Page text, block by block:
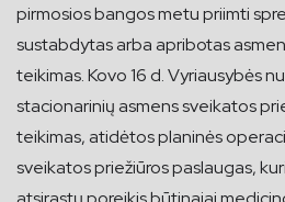
pirmosios bangos metu priimti
sustabdytas arba apribotas
teikimas. Kovo 16 d. Vyriausybės
stacionarinių asmens sveikatos
teikimas, atidėtos planinės
sveikatos priežiūros paslaugas,